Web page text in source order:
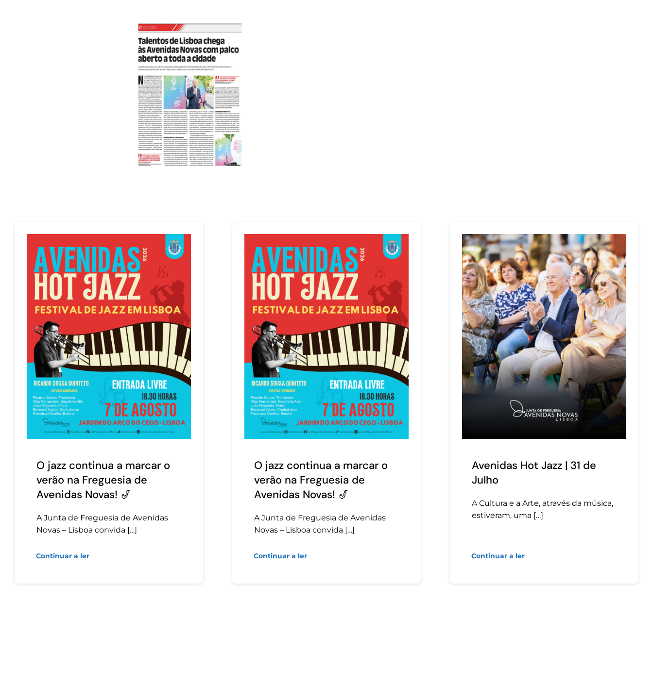
O jazz continua a marcar o
verão na Freguesia de
Avenidas Novas! 🎷
A Junta de Freguesia de Avenidas
Novas – Lisboa convida […]
Continuar a ler
O jazz continua a marcar o
verão na Freguesia de
Avenidas Novas! 🎷
A Junta de Freguesia de Avenidas
Novas – Lisboa convida […]
Continuar a ler
Avenidas Hot Jazz | 31 de
Julho
A Cultura e a Arte, através da música,
estiveram, uma […]
Continuar a ler